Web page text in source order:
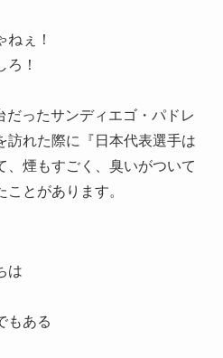
ぇ！
！
ったサンディエゴ・パドレ
訪れた際に『日本代表選手は
、煙もすごく、臭いがついて
とがあります。
は
もある